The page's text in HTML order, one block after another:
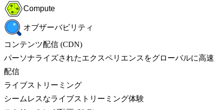
Compute
オブザーバビリティ
コンテンツ配信 (CDN)
パーソナライズされたエクスペリエンスをグローバルに高速
配信
ライブストリーミング
シームレスなライブストリーミング体験